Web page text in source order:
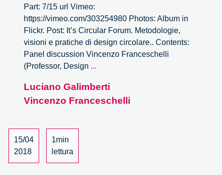
Part: 7/15 url Vimeo:
https://vimeo.com/303254980 Photos: Album in
Flickr. Post: It’s Circular Forum. Metodologie,
visioni e pratiche di design circolare.. Contents:
Panel discussion Vincenzo Franceschelli
(Professor, Design ...
Forum
–
Luciano Galimberti
Vincenzo Franceschelli
15/04
2018
1min
lettura